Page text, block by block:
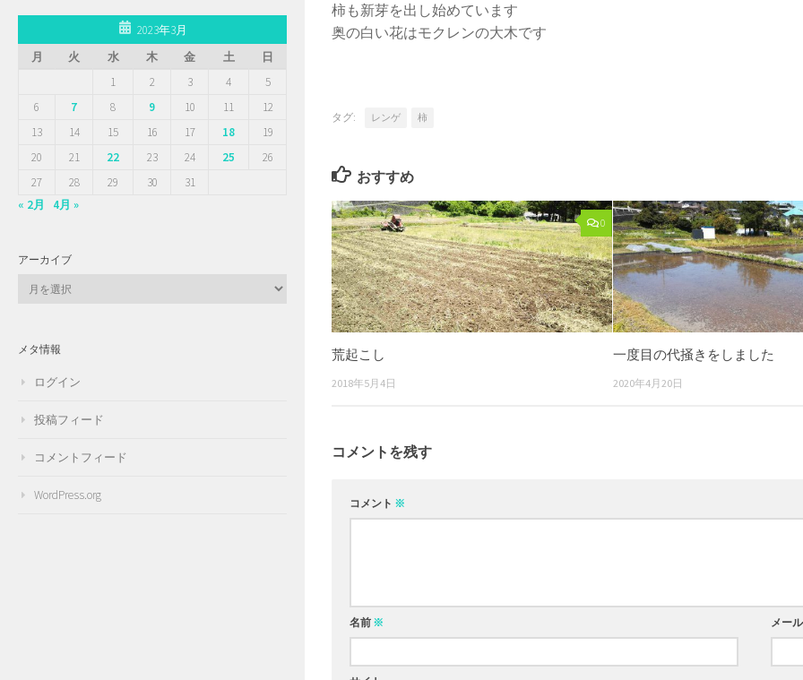
柿も新芽を出し始めています
奥の白い花はモクレンの大木です
タグ: レンゲ 柿
おすすめ
0
荒起こし
2018年5月4日
一度目の代掻きをしました
2020年4月20日
コメントを残す
コメント ※
名前 ※ メー
2023年3月
月
火 水 木 金 土
日
1
2 3 4
5
6
7 8 9 10 11
12
13
14 15 16 17 18
19
20
21 22 23 24 25
26
27
28 29 30
31
« 2月
4月 »
アーカイブ
ブ
メタ情報
ログイン
投稿フィード
コメントフィード
WordPress.org